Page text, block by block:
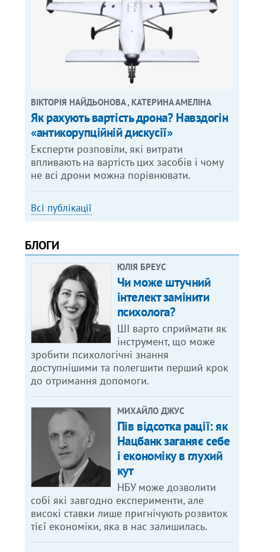
ВІКТОРІЯ НАЙДЬОНОВА , КАТЕРИНА АМЕЛІНА
Як рахують вартість дрона? Навздогін
«антикорупційній дискусії»
Експерти розповіли, які витрати
впливають на вартість цих засобів і чому
не всі дрони можна порівнювати.
Всі публікації
БЛОГИ
ЮЛІЯ БРЕУС
Чи може штучний
інтелект замінити
психолога?
ШІ варто сприймати як
інструмент, що може
зробити психологічні знання
доступнішими та полегшити перший крок
до отримання допомоги.
МИХАЙЛО ДЖУС
Пів відсотка рації: як
Нацбанк заганяє себе
і економіку в глухий
кут
НБУ може дозволити
собі які завгодно експерименти, але
високі ставки лише пригнічують розвиток
тієї економіки, яка в нас залишилась.